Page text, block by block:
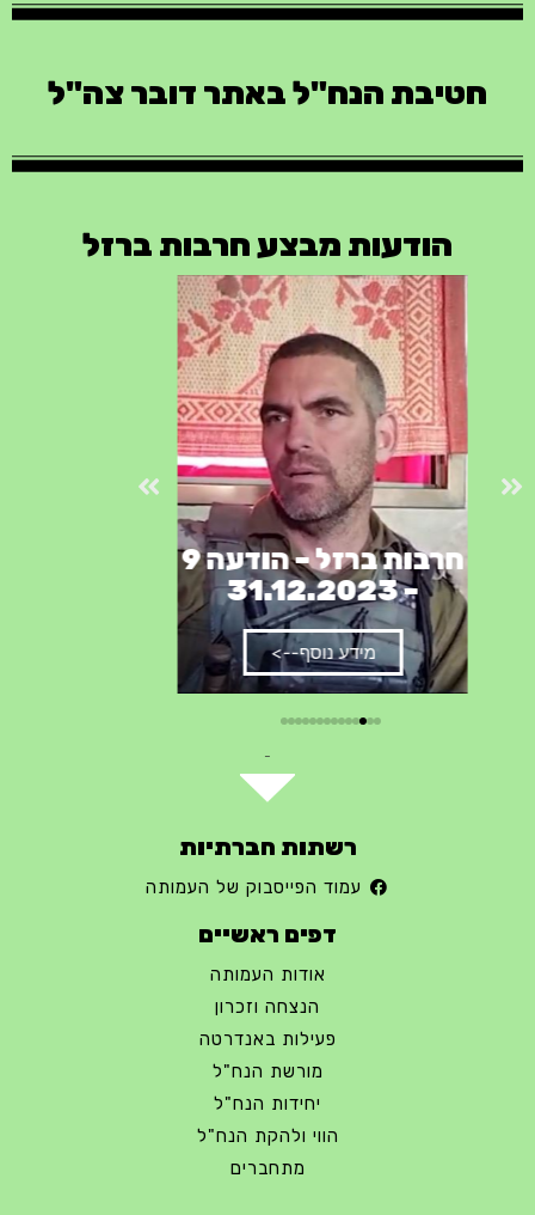
חטיבת הנח"ל באתר דובר צה"ל
הודעות מבצע חרבות ברזל
חרבות ברזל – הודעה 9
– 31.12.2023
מידע נוסף-->
-
רשתות חברתיות
עמוד הפייסבוק של העמותה
דפים ראשיים
אודות העמותה
הנצחה וזכרון
פעילות באנדרטה
מורשת הנח"ל
יחידות הנח"ל
הווי ולהקת הנח"ל
מתחברים